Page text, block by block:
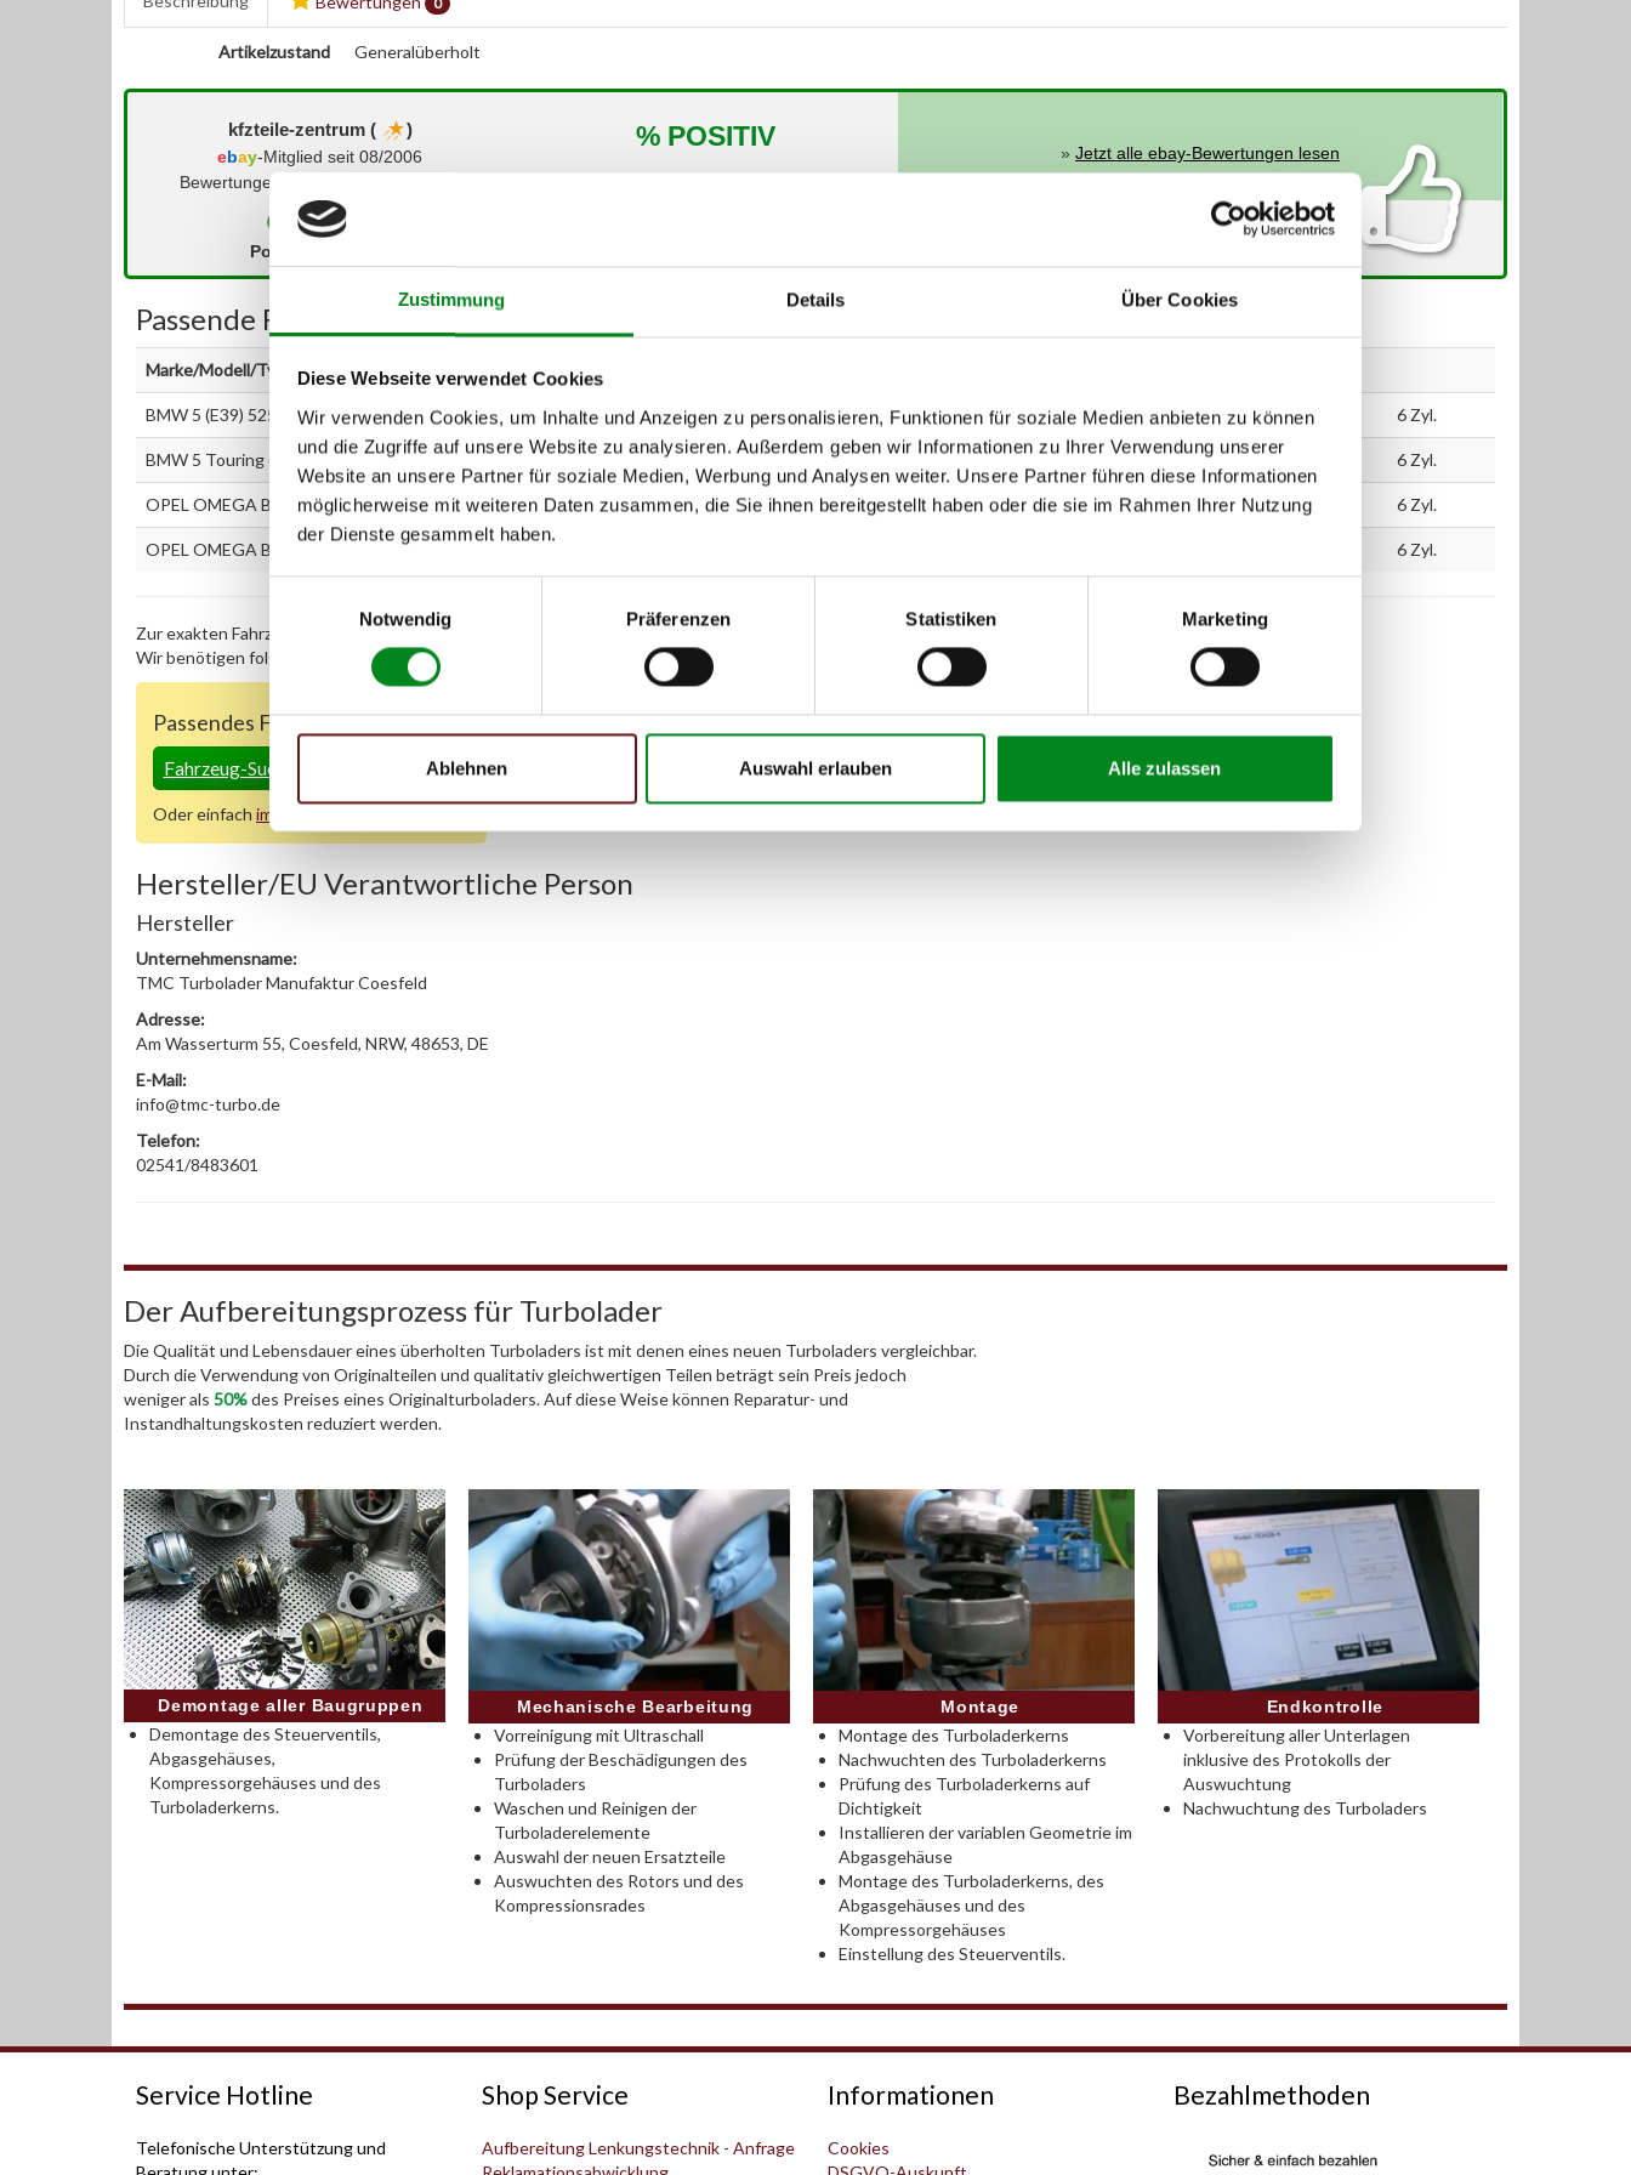
Zustimmung Details Über Cookies
Diese Webseite verwendet Cookies
Wir verwenden Cookies, um Inhalte und Anzeigen zu personalisieren, Funktionen für soziale Medien anbieten zu können
und die Zugriffe auf unsere Website zu analysieren. Außerdem geben wir Informationen zu Ihrer Verwendung unserer
Website an unsere Partner für soziale Medien, Werbung und Analysen weiter. Unsere Partner führen diese Informationen
möglicherweise mit weiteren Daten zusammen, die Sie ihnen bereitgestellt haben oder die sie im Rahmen Ihrer Nutzung
der Dienste gesammelt haben.
Notwendig
Präferenzen Statistiken Marketing
Ablehnen Auswahl erlauben Alle zulassen
Artikelzustand Generalüberholt
kfzteile-zentrum ( )
ebay-Mitglied seit 08/2006
Bewertungen der letzten 12 Monate:
Positiv
% POSITIV
»Jetzt alle ebay-Bewertungen lesen
Passende Fahrzeuge:
Marke/Modell/Typ
BMW 5 (E39) 525 d 02.2000 10.2003 120 163 2497 6 Zyl.
BMW 5 Touring (E39) 525 d 02.2000 05.2004 120 163 6 Zyl.
OPEL OMEGA B (25_, 26_, 27_) 2.5 DTI 09.2001 02.2003 110 150 2497 6 Zyl.
OPEL OMEGA B Caravan (21_, 22_, 23_) 2.5 DTI 6 Zyl.
Zur exakten Fahrzeug-Identifizierung können Sie auch unseren Support kontaktieren (
, Telefon oder E-Mail).
Wir benötigen folgende Fahrzeugdaten:
zu 2 (2.1) und zu 3 (2.2) oder Fahrgestellnummer.
Passendes Fahrzeug nicht dabei?
Fahrzeug-Suche für AT-Turbolader»
Oder einfach im Chat
Hersteller/EU Verantwortliche Person
Hersteller
Unternehmensname:
TMC Turbolader Manufaktur Coesfeld
Adresse:
Am Wasserturm 55, Coesfeld, NRW, 48653, DE
E-Mail:
info@tmc-turbo.de
Telefon:
02541/8483601
Der Aufbereitungsprozess für Turbolader
Die Qualität und Lebensdauer eines überholten Turboladers ist mit denen eines neuen Turboladers vergleichbar.
Durch die Verwendung von Originalteilen und qualitativ gleichwertigen Teilen beträgt sein Preis jedoch
weniger als 50%des Preises eines Originalturboladers. Auf diese Weise können Reparatur- und
Instandhaltungskosten reduziert werden.
Demontage aller Baugruppen
Demontage des Steuerventils,
Abgasgehäuses,
Kompressorgehäuses und des
Turboladerkerns.
Mechanische Bearbeitung
Vorreinigung mit Ultraschall
Prüfung der Beschädigungen des
Turboladers
Waschen und Reinigen der
Turboladerelemente
Auswahl der neuen Ersatzteile
Auswuchten des Rotors und des
Kompressionsrades
Montage
Montage des Turboladerkerns
Nachwuchten des Turboladerkerns
Prüfung des Turboladerkerns auf
Dichtigkeit
Installieren der variablen Geometrie im
Abgasgehäuse
Montage des Turboladerkerns, des
Abgasgehäuses und des
Kompressorgehäuses
Einstellung des Steuerventils.
Endkontrolle
Vorbereitung aller Unterlagen
inklusive des Protokolls der
Auswuchtung
Nachwuchtung des Turboladers
Service Hotline
Telefonische Unterstützung und
Shop Service
Aufbereitung Lenkungstechnik - Anfrage
Informationen
Cookies
Bezahlmethoden